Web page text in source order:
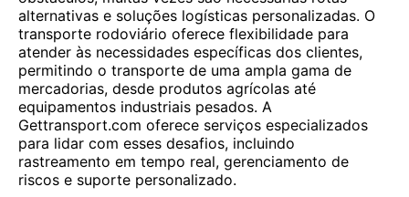
alternativas e soluções logísticas personalizadas. O
transporte rodoviário oferece flexibilidade para
atender às necessidades específicas dos clientes,
permitindo o transporte de uma ampla gama de
mercadorias, desde produtos agrícolas até
equipamentos industriais pesados. A
Gettransport.com oferece serviços especializados
para lidar com esses desafios, incluindo
rastreamento em tempo real, gerenciamento de
riscos e suporte personalizado.